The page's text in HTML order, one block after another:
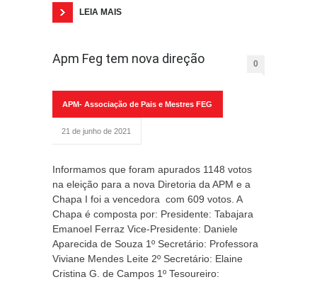
LEIA MAIS
Apm Feg tem nova direção 0
APM- Associação de Pais e Mestres FEG
21 de junho de 2021
Informamos que foram apurados 1148 votos
na eleição para a nova Diretoria da APM e a
Chapa I foi a vencedora com 609 votos. A
Chapa é composta por: Presidente: Tabajara
Emanoel Ferraz Vice-Presidente: Daniele
Aparecida de Souza 1º Secretário: Professora
Viviane Mendes Leite 2º Secretário: Elaine
Cristina G. de Campos 1º Tesoureiro: